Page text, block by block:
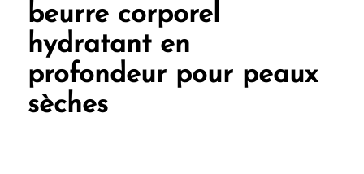
beurre corporel
hydratant en
profondeur pour peaux
sèches